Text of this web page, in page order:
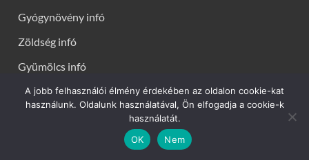
Gyógynövény infó
Zöldség infó
Gyümölcs infó
Kerti virágok - Virág infók: Virág, virágok, évelők, örökzöldek,
talajtakarók, balkon növények, szobanövények termesztése,
A jobb felhasználói élmény érdekében az oldalon cookie-kat
használunk. Oldalunk használatával, Ön elfogadja a cookie-k
használatát.
OK
Nem